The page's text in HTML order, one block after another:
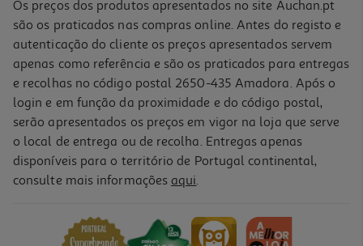
Os preços dos produtos apresentados no site Auchan.pt
são os praticados nas compras online. Antes do registo e
autenticação do cliente os preços apresentados servem
apenas como referência e são os praticados para entregas
e recolhas no código postal 2650-435 Amadora. Após o
login e em função da proximidade e do código postal,
serão apresentados os preços em vigor na loja que serve
o local de entrega ou de recolha. Entregas apenas
disponíveis para o território de Portugal continental,
consulte mais informações aqui.